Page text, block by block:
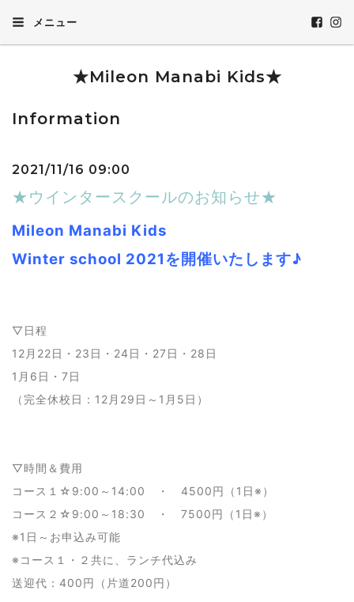
メニュー
★Mileon Manabi Kids★
Information
2021/11/16 09:00
★ウインタースクールのお知らせ★
Mileon Manabi Kids
Winter school 2021を開催いたします♪
▽日程
12月22日・23日・24日・27日・28日
1月6日・7日
（完全休校日：12月29日～1月5日）
▽時間＆費用
コース１☆9:00～14:00 ・ 4500円（1日※）
コース２☆9:00～18:30 ・ 7500円（1日※）
※1日～お申込み可能
※コース１・２共に、ランチ代込み
送迎代：400円（片道200円）